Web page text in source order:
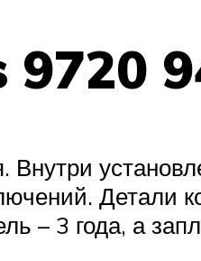
Детали
– 3 года, а